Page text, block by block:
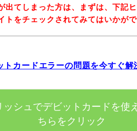
出てしまった方は、まずは、下記
トをチェックされてみてはいかが
トカードエラーの問題を今すぐ解
ッシュでデビットカードを使
ちらをクリック